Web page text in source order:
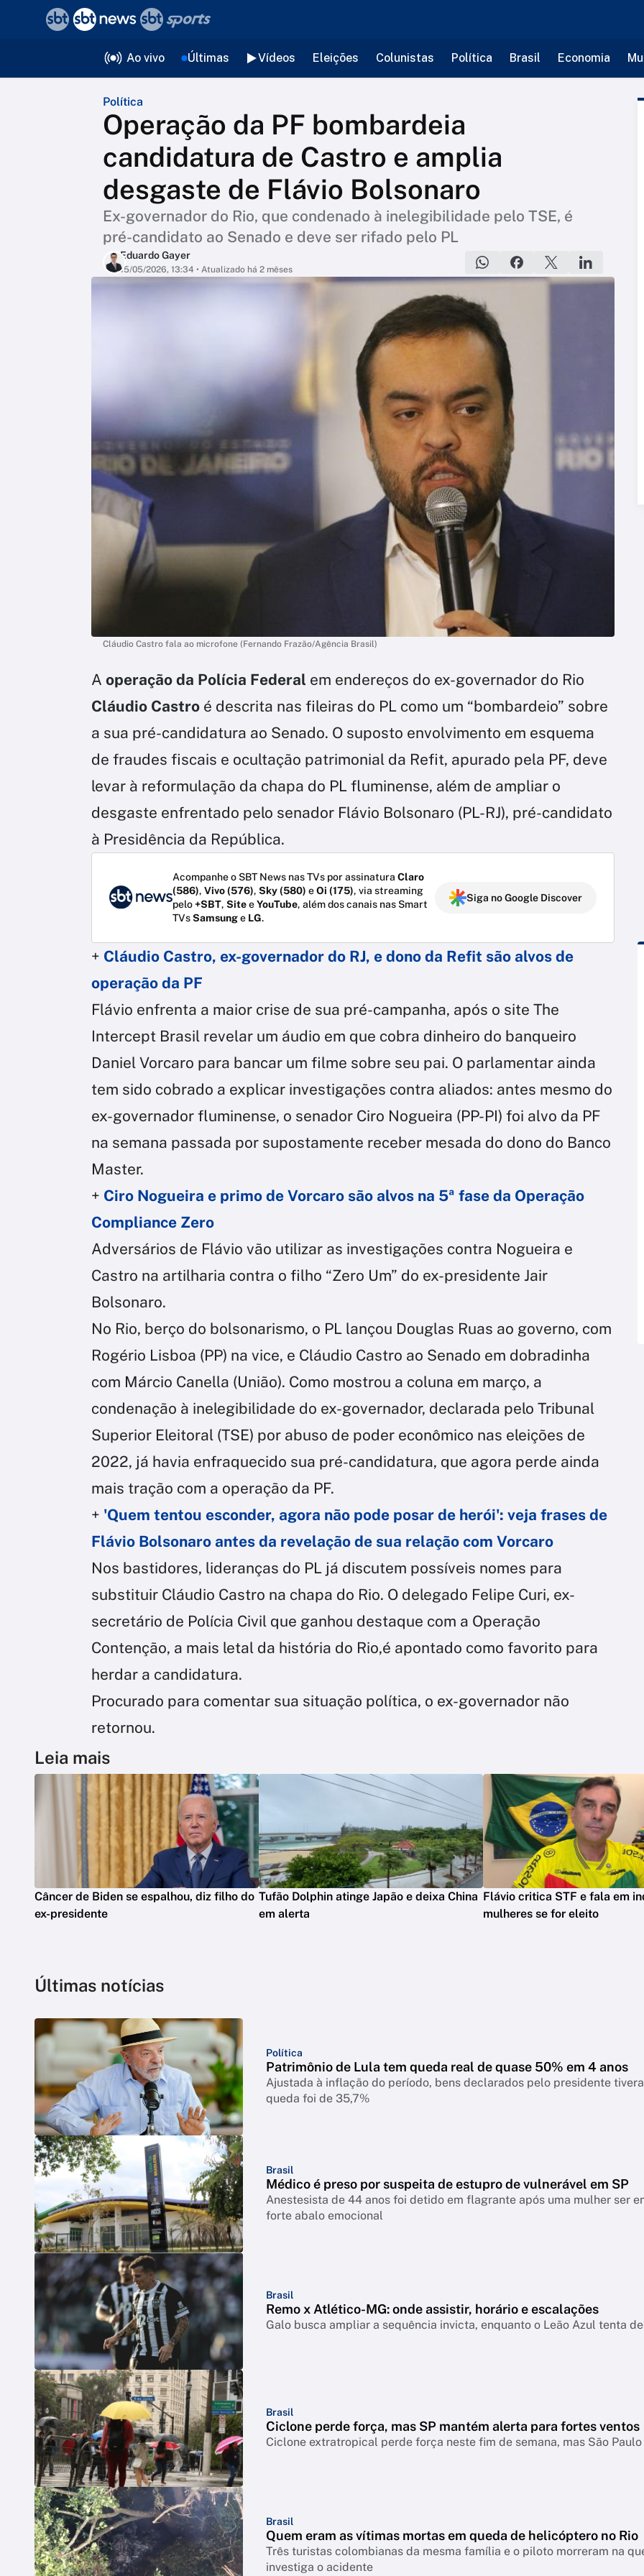
Ao vivo Últimas Vídeos Eleições Colunistas Política Brasil Economia
Política
Operação da PF bombardeia
candidatura de Castro e amplia
desgaste de Flávio Bolsonaro
Ex-governador do Rio, que condenado à inelegibilidade pelo TSE, é
pré-candidato ao Senado e deve ser rifado pelo PL
Eduardo Gayer
15/05/2026, 13:34 • Atualizado há 2 mêses
Cláudio Castro fala ao microfone (Fernando Frazão/Agência Brasil)
A operação da Polícia Federal em endereços do ex-governador do Rio
Cláudio Castro é descrita nas fileiras do PL como um “bombardeio” sobre
a sua pré-candidatura ao Senado. O suposto envolvimento em esquema
de fraudes fiscais e ocultação patrimonial da Refit, apurado pela PF, deve
levar à reformulação da chapa do PL fluminense, além de ampliar o
desgaste enfrentado pelo senador Flávio Bolsonaro (PL-RJ), pré-candidato
à Presidência da República.
Acompanhe o SBT News nas TVs por assinatura Claro
(586), Vivo (576), Sky (580) eOi (175), via streaming
pelo+SBT, SiteeYouTube, além dos canais nas Smart
TVsSamsunge LG.
Siga no Google Discover
+ Cláudio Castro, ex-governador do RJ, e dono da Refit são alvos de
operação da PF
Flávio enfrenta a maior crise de sua pré-campanha, após o site The
Intercept Brasil revelar um áudio em que cobra dinheiro do banqueiro
Daniel Vorcaro para bancar um filme sobre seu pai. O parlamentar ainda
tem sido cobrado a explicar investigações contra aliados: antes mesmo do
ex-governador fluminense, o senador Ciro Nogueira (PP-PI) foi alvo da PF
na semana passada por supostamente receber mesada do dono do Banco
Master.
+ Ciro Nogueira e primo de Vorcaro são alvos na 5ª fase da Operação
Compliance Zero
Adversários de Flávio vão utilizar as investigações contra Nogueira e
Castro na artilharia contra o filho “Zero Um” do ex-presidente Jair
Bolsonaro.
No Rio, berço do bolsonarismo, o PL lançou Douglas Ruas ao governo, com
Rogério Lisboa (PP) na vice, e Cláudio Castro ao Senado em dobradinha
com Márcio Canella (União). Como mostrou a coluna em março, a
condenação à inelegibilidade do ex-governador, declarada pelo Tribunal
Superior Eleitoral (TSE) por abuso de poder econômico nas eleições de
2022, já havia enfraquecido sua pré-candidatura, que agora perde ainda
mais tração com a operação da PF.
+ 'Quem tentou esconder, agora não pode posar de herói': veja frases de
Flávio Bolsonaro antes da revelação de sua relação com Vorcaro
Nos bastidores, lideranças do PL já discutem possíveis nomes para
substituir Cláudio Castro na chapa do Rio. O delegado Felipe Curi, ex-
secretário de Polícia Civil que ganhou destaque com a Operação
Contenção, a mais letal da história do Rio,é apontado como favorito para
herdar a candidatura.
Procurado para comentar sua situação política, o ex-governador não
retornou.
Leia mais
Câncer de Biden se espalhou, diz filho do
ex-presidente
Tufão Dolphin atinge Japão e deixa China
em alerta
Flávio critica STF e fala em
mulheres se for eleito
Últimas notícias
Política
Patrimônio de Lula tem queda real de quase 50% em 4 anos
Ajustada à inflação do período, bens declarados pelo presidente
queda foi de 35,7%
Brasil
Médico é preso por suspeita de estupro de vulnerável em SP
Anestesista de 44 anos foi detido em flagrante após uma mulher ser
forte abalo emocional
Brasil
Remo x Atlético-MG: onde assistir, horário e escalações
Galo busca ampliar a sequência invicta, enquanto o Leão Azul tenta
Brasil
Ciclone perde força, mas SP mantém alerta para fortes ventos
Ciclone extratropical perde força neste fim de semana, mas São
Brasil
Quem eram as vítimas mortas em queda de helicóptero no Rio
Três turistas colombianas da mesma família e o piloto morreram na
investiga o acidente
voltar
Editorias